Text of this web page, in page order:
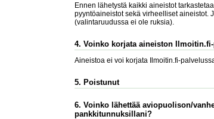
Ennen lähetystä kaikki aineistot
pyyntöaineistot sekä virheelliset aineistot.
(valintaruudussa ei ole ruksia).
4. Voinko korjata aineiston
Aineistoa ei voi korjata Ilmoitin.fi-
5. Poistunut
6. Voinko lähettää aviopuolison/
pankkitunnuksillani?